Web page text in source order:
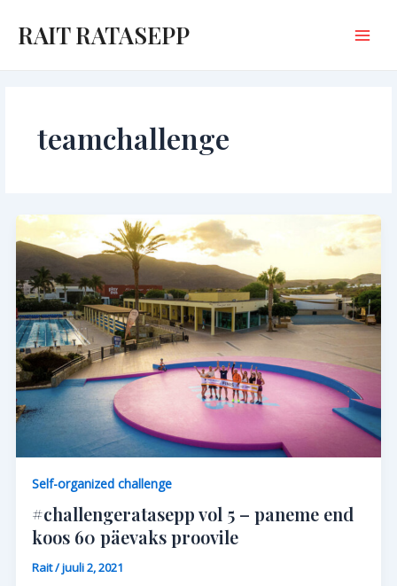
contentRAIT RATASEPP
Main
teamchallenge
Self-organized challenge
#challengeratasepp vol 5 – paneme end
koos 60 päevaks proovile
Rait/juuli 2, 2021